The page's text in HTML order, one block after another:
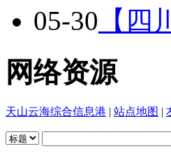
05-30 【
网络资源
天山云海综合信息港 | 站点地图 |